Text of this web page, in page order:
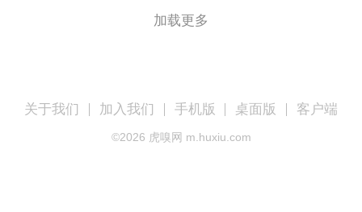
加载更多
关于我们 加入我们 手机版 桌面版 客户端
©2026 虎嗅网 m.huxiu.com